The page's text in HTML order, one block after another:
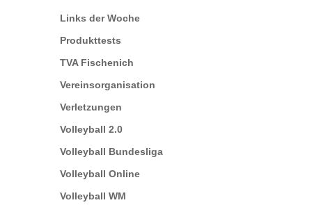
Links der Woche
Produkttests
TVA Fischenich
Vereinsorganisation
Verletzungen
Volleyball 2.0
Volleyball Bundesliga
Volleyball Online
Volleyball WM